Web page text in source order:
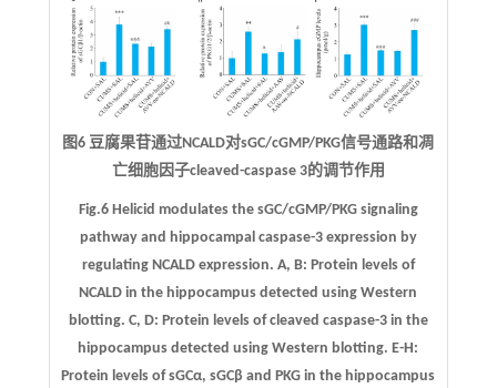
图6 豆腐果苷通过NCALD对sGC/cGMP/PKG信号通路和凋
亡细胞因子cleaved-caspase 3的调节作用
Fig.6 Helicid modulates the sGC/cGMP/PKG signaling
pathway and hippocampal caspase-3 expression by
regulating NCALD expression. A, B: Protein levels of
NCALD in the hippocampus detected using Western
blotting. C, D: Protein levels of cleaved caspase-3 in the
hippocampus detected using Western blotting.E-H:
Protein levels of sGCα, sGCβ and PKG in the hippocampus